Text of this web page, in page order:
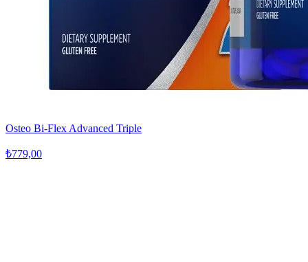
Osteo Bi-Flex Advanced Triple
₺779,00